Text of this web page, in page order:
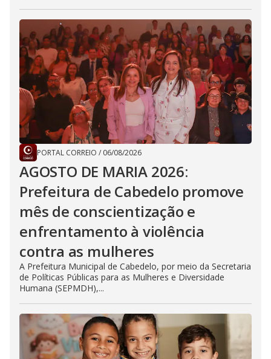
PORTAL CORREIO / 06/08/2026
AGOSTO DE MARIA 2026:
Prefeitura de Cabedelo promove
mês de conscientização e
enfrentamento à violência
contra as mulheres
A Prefeitura Municipal de Cabedelo, por meio da Secretaria
de Políticas Públicas para as Mulheres e Diversidade
Humana (SEPMDH),...